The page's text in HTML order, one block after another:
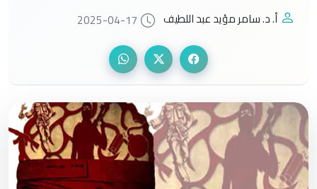
أ. د. سامر مؤيد عبد اللطيف 2025-04-17